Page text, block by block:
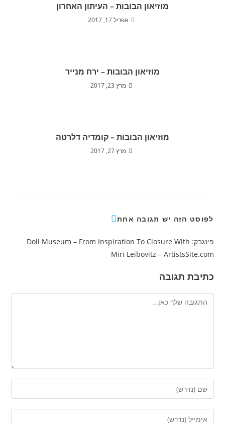
מוזיאון הבובות – העיתון האחרון
אפריל 17, 2017
מוזיאון הבובות – ירח מנייר
מרץ 23, 2017
מוזיאון הבובות – קומדיה דלרטה
מרץ 27, 2017
לפוסט הזה יש תגובה אחת
פינגבק: Doll Museum – From Inspiration To Closure With
Miri Leibovitz – ArtistsSite.com
כתיבת תגובה
להגיב
את
השם
שלך